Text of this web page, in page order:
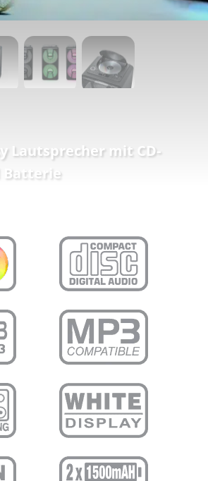
Lautsprecher mit CD-
Batterie